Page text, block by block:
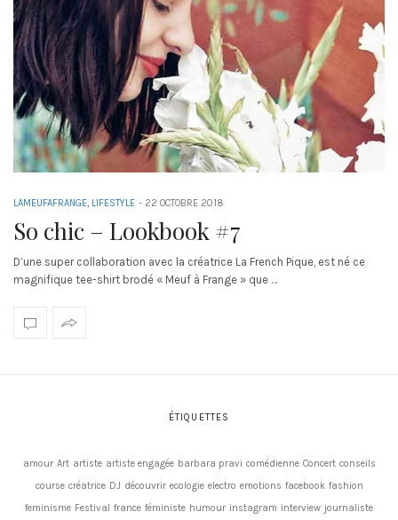
LAMEUFAFRANGE, LIFESTYLE - 22 OCTOBRE 2018
So chic – Lookbook #7
D’une super collaboration avec la créatrice La French Pique, est né ce
magnifique tee-shirt brodé « Meuf à Frange » que …
ÉTIQUETTES
amour Art artiste artiste engagée barbara pravi comédienne Concert conseils
course créatrice DJ découvrir ecologie electro emotions facebook fashion
feminisme Festival france féministe humour instagram interview journaliste